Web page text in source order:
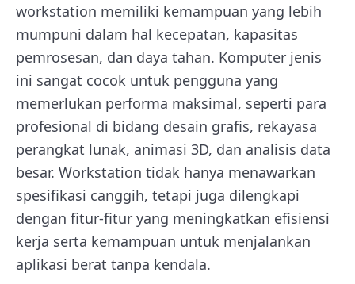
workstation memiliki kemampuan yang lebih
mumpuni dalam hal kecepatan, kapasitas
pemrosesan, dan daya tahan. Komputer jenis
ini sangat cocok untuk pengguna yang
memerlukan performa maksimal, seperti para
profesional di bidang desain grafis, rekayasa
perangkat lunak, animasi 3D, dan analisis data
besar. Workstation tidak hanya menawarkan
spesifikasi canggih, tetapi juga dilengkapi
dengan fitur-fitur yang meningkatkan efisiensi
kerja serta kemampuan untuk menjalankan
aplikasi berat tanpa kendala.